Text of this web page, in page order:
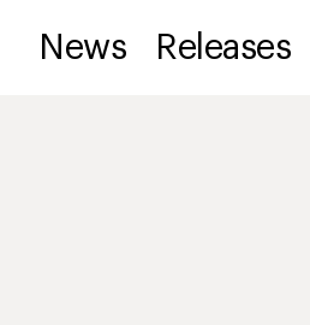
News Releases